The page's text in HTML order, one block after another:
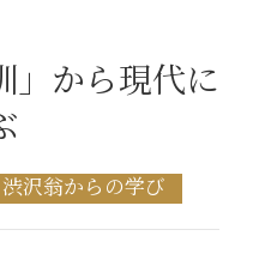
」から現代に
渋沢翁からの学び